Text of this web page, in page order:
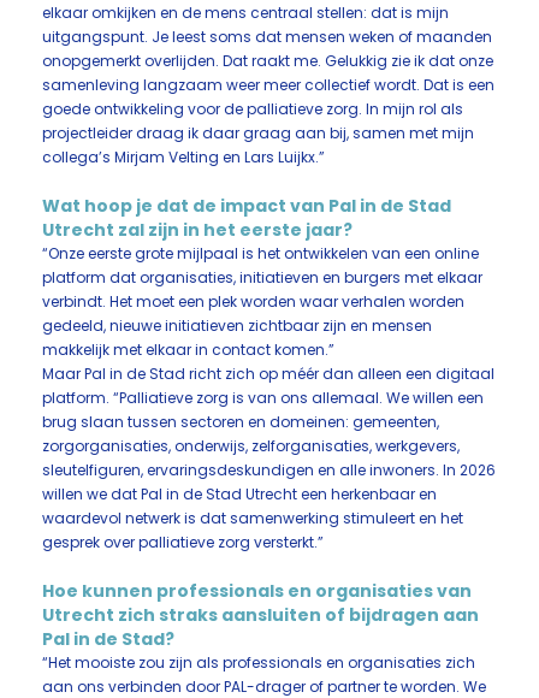
elkaar omkijken en de mens centraal stellen: dat is mijn
uitgangspunt. Je leest soms dat mensen weken of maanden
onopgemerkt overlijden. Dat raakt me. Gelukkig zie ik dat onze
samenleving langzaam weer meer collectief wordt. Dat is een
goede ontwikkeling voor de palliatieve zorg. In mijn rol als
projectleider draag ik daar graag aan bij, samen met mijn
collega’s Mirjam Velting en Lars Luijkx.”
Wat hoop je dat de impact van Pal in de Stad
Utrecht zal zijn in het eerste jaar?
“Onze eerste grote mijlpaal is het ontwikkelen van een online
platform dat organisaties, initiatieven en burgers met elkaar
verbindt. Het moet een plek worden waar verhalen worden
gedeeld, nieuwe initiatieven zichtbaar zijn en mensen
makkelijk met elkaar in contact komen.”
Maar Pal in de Stad richt zich op méér dan alleen een digitaal
platform. “Palliatieve zorg is van ons allemaal. We willen een
brug slaan tussen sectoren en domeinen: gemeenten,
zorgorganisaties, onderwijs, zelforganisaties, werkgevers,
sleutelfiguren, ervaringsdeskundigen en alle inwoners. In 2026
willen we dat Pal in de Stad Utrecht een herkenbaar en
waardevol netwerk is dat samenwerking stimuleert en het
gesprek over palliatieve zorg versterkt.”
Hoe kunnen professionals en organisaties van
Utrecht zich straks aansluiten of bijdragen aan
Pal in de Stad?
“Het mooiste zou zijn als professionals en organisaties zich
aan ons verbinden door PAL-drager of partner te worden. We